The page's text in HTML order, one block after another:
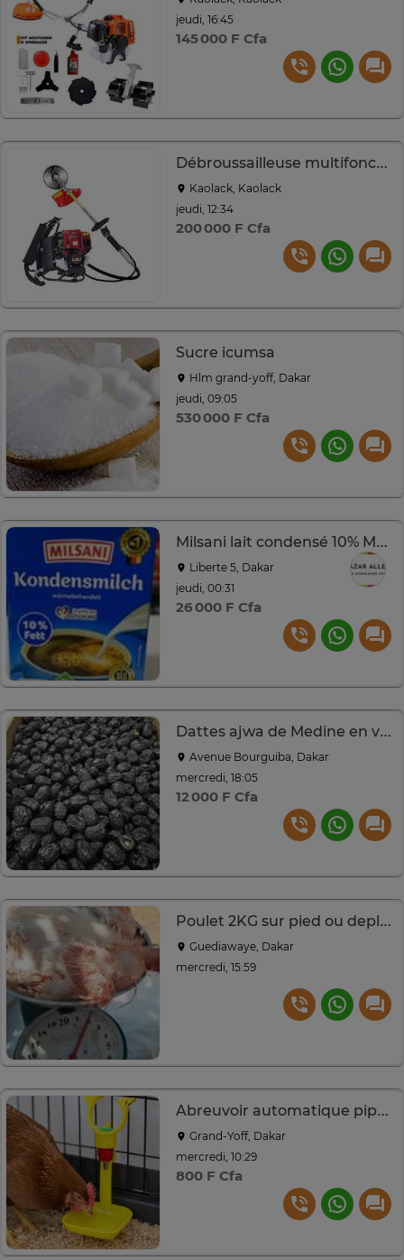
jeudi, 16:45
145 000 F Cfa
Débroussailleuse multifonction 4 temps
Kaolack, Kaolack
jeudi, 12:34
200 000 F Cfa
Sucre icumsa
Hlm grand-yoff, Dakar
jeudi, 09:05
530 000 F Cfa
Milsani lait condensé 10% MG 340 ml
Liberte 5, Dakar
jeudi, 00:31
26 000 F Cfa
Dattes ajwa de Medine en vrac
Avenue Bourguiba, Dakar
mercredi, 18:05
12 000 F Cfa
Poulet 2KG sur pied ou deplumé
Guediawaye, Dakar
mercredi, 15:59
Abreuvoir automatique pipette
Grand-Yoff, Dakar
mercredi, 10:29
800 F Cfa